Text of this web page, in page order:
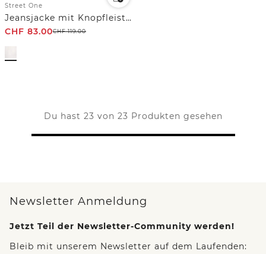
Street One
Jeansjacke mit Knopfleiste und Stickerei
CHF 83.00CHF119.00
Du hast 23 von 23 Produkten gesehen
Newsletter Anmeldung
Jetzt Teil der Newsletter-Community werden!
Bleib mit unserem Newsletter auf dem Laufenden: